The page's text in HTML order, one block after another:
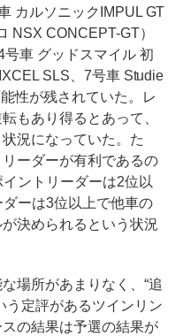
カルソニックIMPUL GT
NSX CONCEPT-GT）
車 グッドスマイル 初
SLS、7号車 Studie
性が残されていた。レ
もあり得るとあって、
況になっていた。た
ーダーが有利であるの
ントリーダーは2位以
ダーは3位以上で他車の
決められるという状況
場所があまりなく、“追
う定評があるツインリン
の結果は予選の結果が